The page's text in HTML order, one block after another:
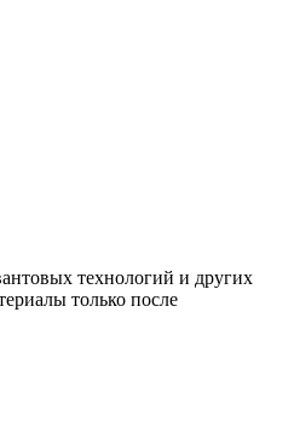
технологий и других
только после